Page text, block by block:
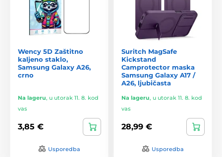
Wency 5D Zaštitno
kaljeno staklo,
Samsung Galaxy A26,
crno
Na lageru, u utorak 11. 8. kod
vas
3,85 €
Usporedba
Suritch MagSafe
Kickstand
Camprotector maska
Samsung Galaxy A17 /
A26, ljubičasta
Na lageru, u utorak 11. 8. kod
vas
28,99 €
Usporedba